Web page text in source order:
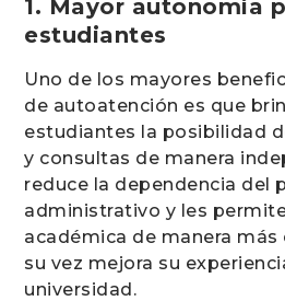
1. Mayor autonomía
estudiantes
Uno de los mayores
de autoatención es que
estudiantes la posibilidad
y consultas de manera
reduce la dependencia del
administrativo y les
académica de manera más
su vez mejora su
universidad.